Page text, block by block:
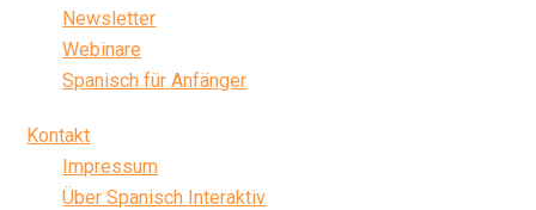
Newsletter
Webinare
Spanisch für Anfänger
Kontakt
Impressum
Über Spanisch Interaktiv